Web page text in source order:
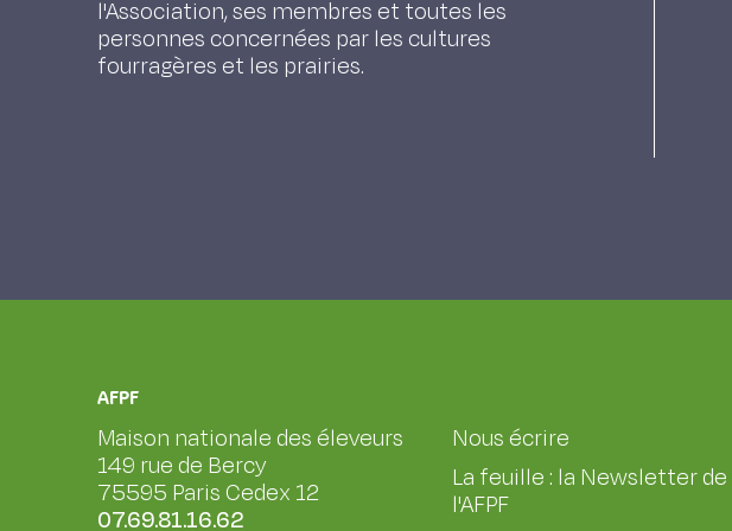
pourtant nécessaire.
l'Association, ses membres et toutes les
personnes concernées par les cultures
fourragères et les prairies.
AFPF
Maison nationale des éleveurs
149 rue de Bercy
75595 Paris Cedex 12
07.69.81.16.62
Nous écrire
La feuille : la Newsletter de
l'AFPF